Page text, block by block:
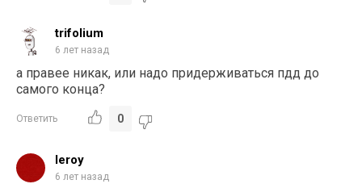
trifolium
6 лет назад
а правее никак, или надо придерживаться пдд до
самого конца?
Ответить 0
leroy
6 лет назад